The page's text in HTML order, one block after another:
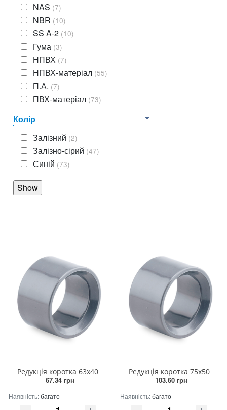
NAS (7)
NBR (10)
SS A-2 (10)
Гума (3)
НПВХ (7)
НПВХ-матеріал (55)
П.А. (7)
ПВХ-матеріал (73)
Колір
Залізний (2)
Залізно-сірий (47)
Синій (73)
Редукція коротка 63х40
67.34 грн
Наявність:багато
Редукція коротка 75х50
103.60 грн
Наявність:багато